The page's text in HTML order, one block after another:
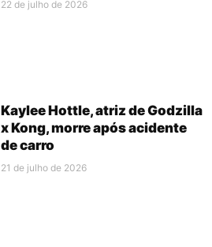
22 de julho de 2026
Kaylee Hottle, atriz de Godzilla
x Kong, morre após acidente
de carro
21 de julho de 2026